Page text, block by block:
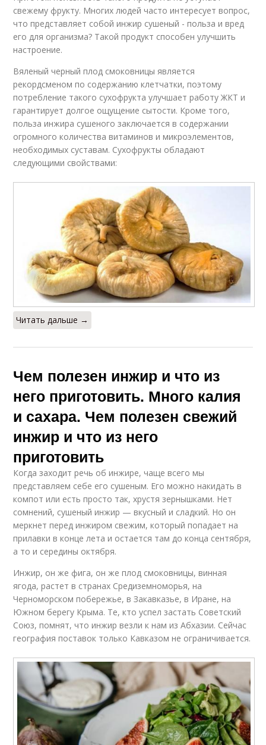
свежему фрукту. Многих людей часто интересует вопрос,
что представляет собой инжир сушеный - польза и вред
его для организма? Такой продукт способен улучшить
настроение.
Вяленый черный плод смоковницы является
рекордсменом по содержанию клетчатки, поэтому
потребление такого сухофрукта улучшает работу ЖКТ и
гарантирует долгое ощущение сытости. Кроме того,
польза инжира сушеного заключается в содержании
огромного количества витаминов и микроэлементов,
необходимых суставам. Сухофрукты обладают
следующими свойствами:
Читать дальше →
Чем полезен инжир и что из
него приготовить. Много калия
и сахара. Чем полезен свежий
инжир и что из него
приготовить
Когда заходит речь об инжире, чаще всего мы
представляем себе его сушеным. Его можно накидать в
компот или есть просто так, хрустя зернышками. Нет
сомнений, сушеный инжир — вкусный и сладкий. Но он
меркнет перед инжиром свежим, который попадает на
прилавки в конце лета и остается там до конца сентября,
а то и середины октября.
Инжир, он же фига, он же плод смоковницы, винная
ягода, растет в странах Средиземноморья, на
Черноморском побережье, в Закавказье, в Иране, на
Южном берегу Крыма. Те, кто успел застать Советский
Союз, помнят, что инжир везли к нам из Абхазии. Сейчас
география поставок только Кавказом не ограничивается.